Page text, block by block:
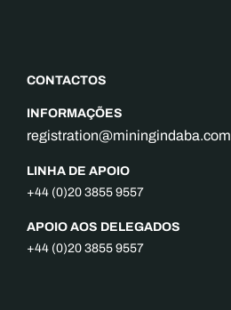
CONTACTOS
INFORMAÇÕES
registration@miningindaba.com
LINHA DE APOIO
+44 (0)20 3855 9557
APOIO AOS DELEGADOS
+44 (0)20 3855 9557